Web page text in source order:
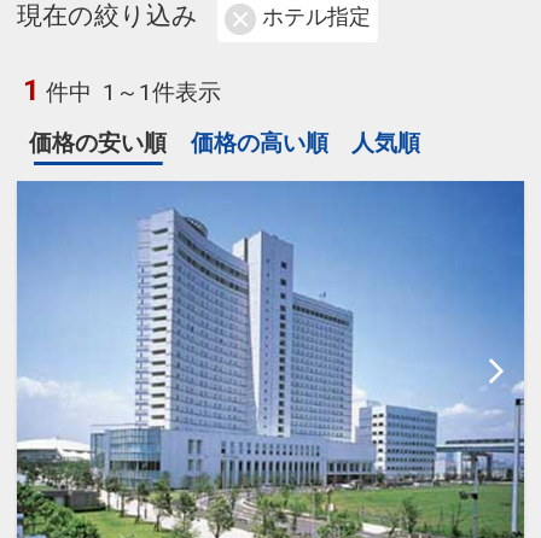
現在の絞り込み ホテル指定
1 件中 1～1件表示
価格の安い順
価格の高い順 人気順